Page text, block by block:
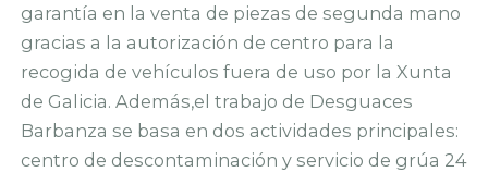
garantía en la venta de piezas de segunda mano
gracias a la autorización de centro para la
recogida de vehículos fuera de uso por la Xunta
de Galicia. Además,el trabajo de Desguaces
Barbanza se basa en dos actividades principales:
centro de descontaminación y servicio de grúa 24